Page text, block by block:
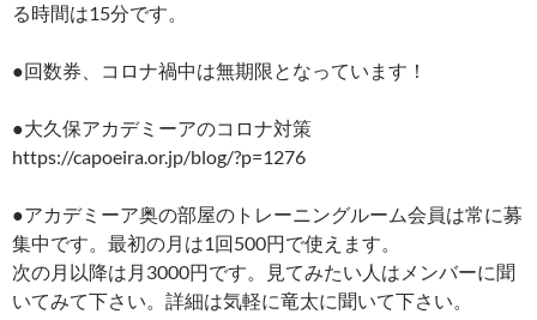
る時間は15分です。
●回数券、コロナ禍中は無期限となっています！
●大久保アカデミーアのコロナ対策
https://capoeira.or.jp/blog/?p=1276
●アカデミーア奥の部屋のトレーニングルーム会員は常に募
集中です。最初の月は1回500円で使えます。
次の月以降は月3000円です。見てみたい人はメンバーに聞
いてみて下さい。詳細は気軽に竜太に聞いて下さい。